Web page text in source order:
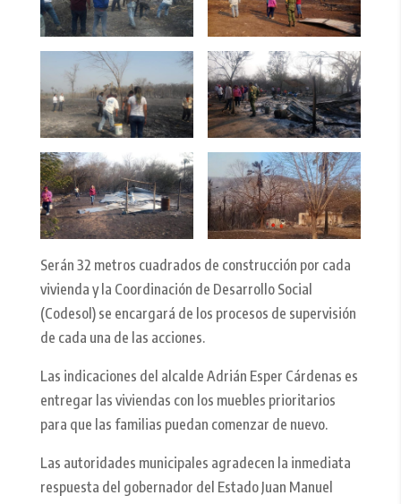
Serán 32 metros cuadrados de construcción por cada
vivienda y la Coordinación de Desarrollo Social
(Codesol) se encargará de los procesos de supervisión
de cada una de las acciones.
Las indicaciones del alcalde Adrián Esper Cárdenas es
entregar las viviendas con los muebles prioritarios
para que las familias puedan comenzar de nuevo.
Las autoridades municipales agradecen la inmediata
respuesta del gobernador del Estado Juan Manuel